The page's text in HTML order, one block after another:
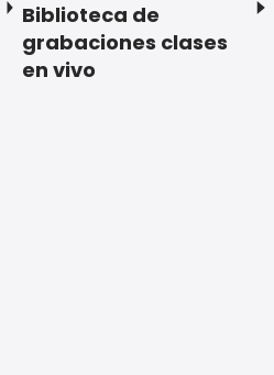
Biblioteca de
grabaciones clases
en vivo